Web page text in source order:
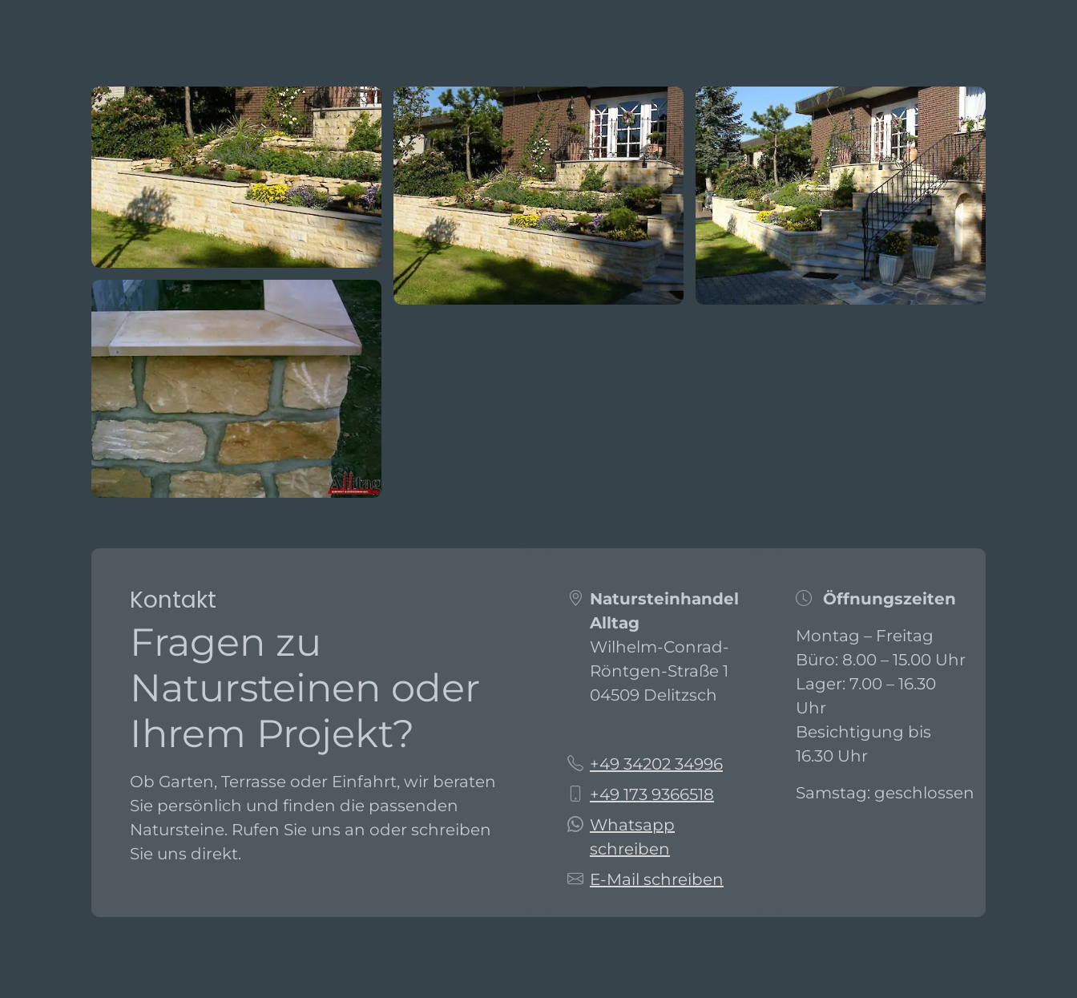
Kontakt
Fragen zu
Natursteinen oder
Ihrem Projekt?
Ob Garten, Terrasse oder Einfahrt, wir beraten
Sie persönlich und finden die passenden
Natursteine. Rufen Sie uns an oder schreiben
Sie uns direkt.
Natursteinhandel
Alltag
Wilhelm-Conrad-
Röntgen-Straße 1
04509 Delitzsch
+49 34202 34996
+49 173 9366518
Whatsapp
schreiben
E-Mail schreiben
Öffnungszeiten
Montag – Freitag
Büro: 8.00 – 15.00 Uhr
Lager: 7.00 – 16.30
Uhr
Besichtigung bis
16.30 Uhr
Samstag: geschlossen